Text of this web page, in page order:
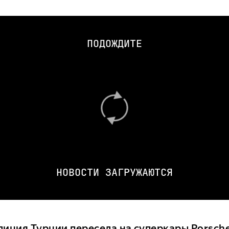
ПОДОЖДИТЕ
НОВОСТИ ЗАГРУЖАЮТСЯ